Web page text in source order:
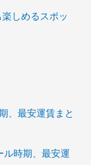
しめるスポッ
、最安運賃まと
時期、最安運